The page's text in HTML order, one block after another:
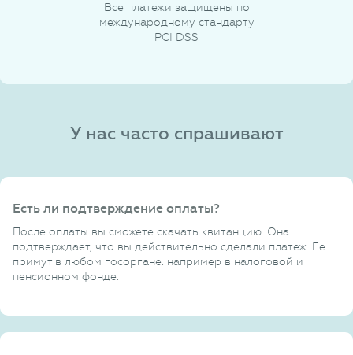
Все платежи защищены по
международному стандарту
PCI DSS
У нас часто спрашивают
Есть ли подтверждение оплаты?
После оплаты вы сможете скачать квитанцию. Она
подтверждает, что вы действительно сделали платеж. Ее
примут в любом госоргане: например в налоговой и
пенсионном фонде.